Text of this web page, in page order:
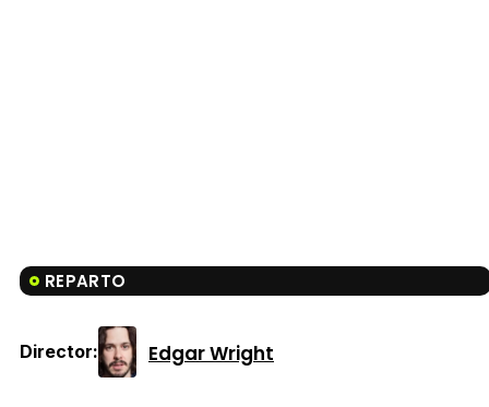
REPARTO
Director: Edgar Wright